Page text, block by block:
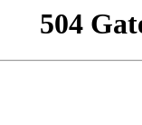
504